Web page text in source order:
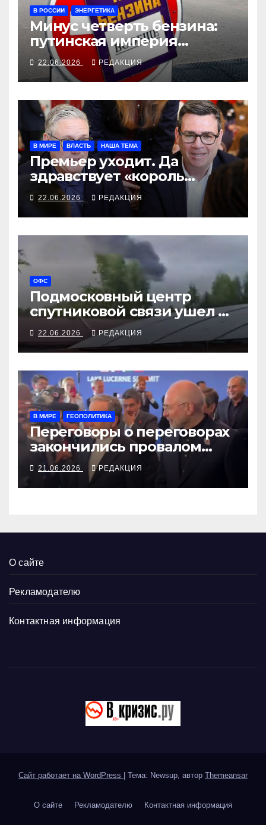
В РОССИИ ЭНЕРГЕТИКА
Минус четверть бензина:
путинская империя
осталась без горючего
22.06.2026 РЕДАКЦИЯ
В МИРЕ ВЛАСТЬ НАША ТЕМА
Премьер уходит. Да
здравствует «король
севера»?
22.06.2026 РЕДАКЦИЯ
ОФС
Подмосковный центр
спутниковой связи ушел во
«внезону доступа»
22.06.2026 РЕДАКЦИЯ
В МИРЕ ГЕОПОЛИТИКА
Переговоры о переговорах
закончились провалом
благодаря Трампу
21.06.2026 РЕДАКЦИЯ
О сайте
Рекламодателю
Контактная информация
Сайт работает на WordPress | Тема: Newsup, автор Themeansar
О сайте Рекламодателю Контактная информация